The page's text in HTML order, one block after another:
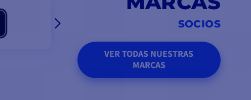
SOCIOS
VER TODAS NUESTRAS
MARCAS